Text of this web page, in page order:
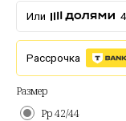
Или
Рассрочка
Размер
Рр 42/44